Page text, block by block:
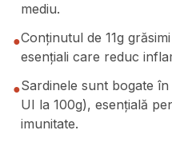
mediu.
●Conținutul de 11g
esențiali care reduc
●Sardinele sunt bogate
UI la 100g), esențială
imunitate.